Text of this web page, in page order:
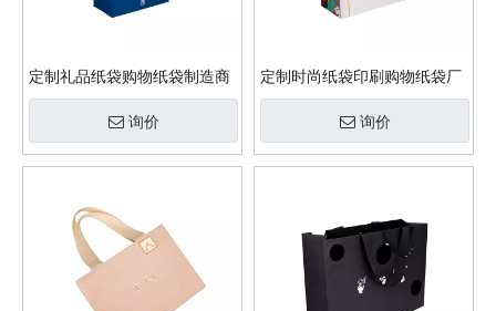
定制礼品纸袋购物纸袋制造商
询价
定制时尚纸袋印刷购物纸袋厂
询价